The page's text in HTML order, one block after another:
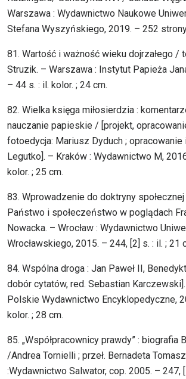
Warszawa : Wydawnictwo Naukowe
Stefana Wyszyńskiego, 2019. – 252
81. Wartość i ważność wieku dojrzałego /
Struzik. – Warszawa : Instytut Papieża
– 44 s. : il. kolor. ; 24 cm.
82. Wielka księga miłosierdzia :
nauczanie papieskie / [projekt,
fotoedycja: Mariusz Dyduch ; opracowanie
Legutko]. – Kraków : Wydawnictwo M,
kolor. ; 25 cm.
83. Wprowadzenie do doktryny
Państwo i społeczeństwo w poglądach
Nowacka. – Wrocław : Wydawnictwo
Wrocławskiego, 2015. – 244, [2] s. : il. ; 21
84. Wspólna droga : Jan Paweł II,
dobór cytatów, red. Sebastian
Polskie Wydawnictwo Encyklopedyczne,
kolor. ; 28 cm.
85. „Współpracownicy prawdy” : biografia
/Andrea Tornielli ; przeł. Bernadeta
:Wydawnictwo Salwator, cop. 2005. – 247,